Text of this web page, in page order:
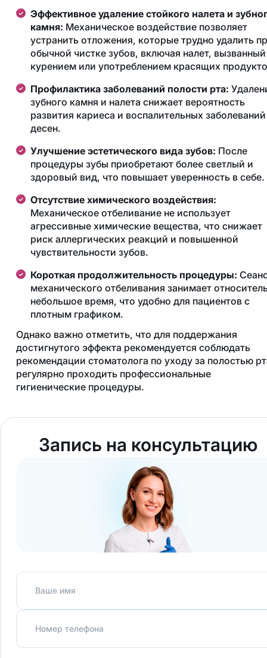
Эффективное удаление стойкого налета и
камня: Механическое воздействие позволяет
устранить отложения, которые трудно удалить
обычной чистке зубов, включая налет, вызванный
курением или употреблением красящих
Профилактика заболеваний полости рта:
зубного камня и налета снижает вероятность
развития кариеса и воспалительных заболеваний
десен.
Улучшение эстетического вида зубов: После
процедуры зубы приобретают более светлый и
здоровый вид, что повышает уверенность в себе.
Отсутствие химического воздействия:
Механическое отбеливание не использует
агрессивные химические вещества, что снижает
риск аллергических реакций и повышенной
чувствительности зубов.
Короткая продолжительность процедуры:
механического отбеливания занимает
небольшое время, что удобно для пациентов с
плотным графиком.
Однако важно отметить, что для поддержания
достигнутого эффекта рекомендуется соблюдать
рекомендации стоматолога по уходу за полостью
регулярно проходить профессиональные
гигиенические процедуры.
Запись на консультацию
Ваше имя
Номер телефона